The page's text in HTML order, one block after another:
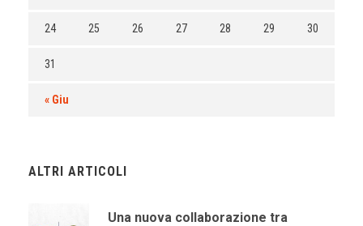
« Giu
24 25 26 27 28 29 30
31
ALTRI ARTICOLI
Una nuova collaborazione tra